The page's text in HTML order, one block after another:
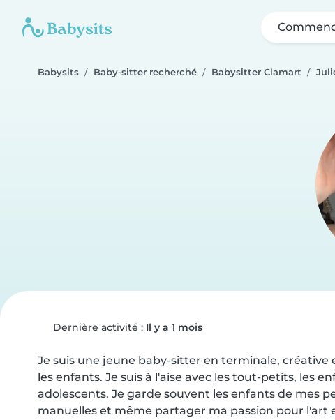
Babysits Baby-sitter recherché Babysitter Clamart
Dernière activité : Il y a 1 mois
Je suis une jeune baby-sitter en terminale,
les enfants. Je suis à l'aise avec les tout-petits, les
adolescents. Je garde souvent les enfants de mes
manuelles et même partager ma passion pour l'art